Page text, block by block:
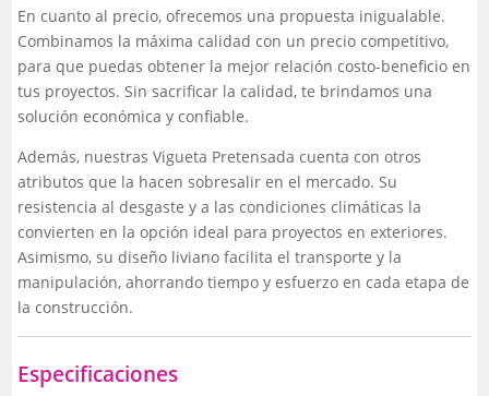
En cuanto al precio, ofrecemos una propuesta inigualable.
Combinamos la máxima calidad con un precio competitivo,
para que puedas obtener la mejor relación costo-beneficio en
tus proyectos. Sin sacrificar la calidad, te brindamos una
solución económica y confiable.
Además, nuestras Vigueta Pretensada cuenta con otros
atributos que la hacen sobresalir en el mercado. Su
resistencia al desgaste y a las condiciones climáticas la
convierten en la opción ideal para proyectos en exteriores.
Asimismo, su diseño liviano facilita el transporte y la
manipulación, ahorrando tiempo y esfuerzo en cada etapa de
la construcción.
Especificaciones